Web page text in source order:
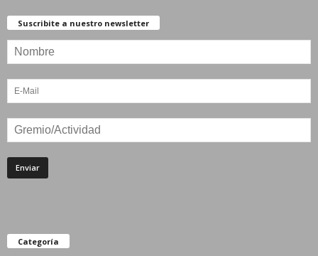
Suscribite a nuestro newsletter
Categoría